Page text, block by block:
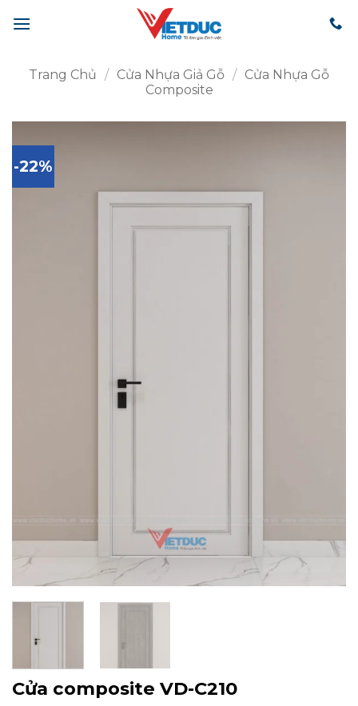
qua
dungTrang Chủ / Cửa Nhựa Giả Gỗ / Cửa Nhựa Gỗ
Composite
-22%
Cửa composite VD-C210